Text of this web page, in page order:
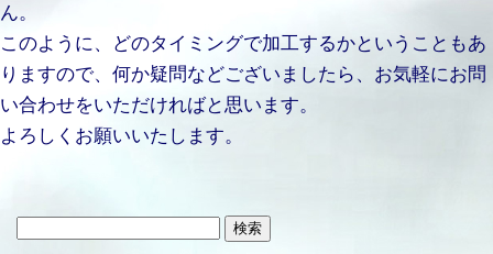
ん。
このように、どのタイミングで加工するかということもあ
りますので、何か疑問などございましたら、お気軽にお問
い合わせをいただければと思います。
よろしくお願いいたします。